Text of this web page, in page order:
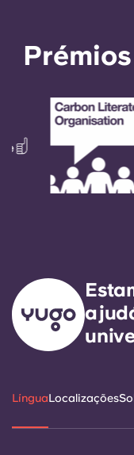
LínguaLocalizações